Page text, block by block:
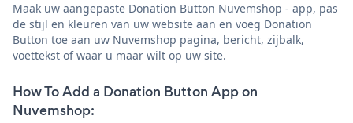
Maak uw aangepaste Donation Button Nuvemshop - app, pas
de stijl en kleuren van uw website aan en voeg Donation
Button toe aan uw Nuvemshop pagina, bericht, zijbalk,
voettekst of waar u maar wilt op uw site.
How To Add a Donation Button App on
Nuvemshop: